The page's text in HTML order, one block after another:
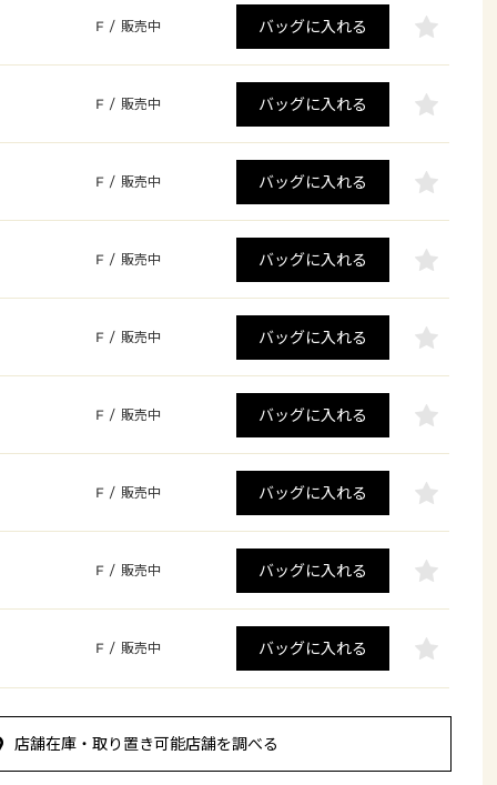
F / 販売中 バッグに入れる
F / 販売中 バッグに入れる
F / 販売中 バッグに入れる
F / 販売中 バッグに入れる
F / 販売中 バッグに入れる
F / 販売中 バッグに入れる
F / 販売中 バッグに入れる
F / 販売中 バッグに入れる
F / 販売中 バッグに入れる
店舗在庫・取り置き可能店舗を調べる